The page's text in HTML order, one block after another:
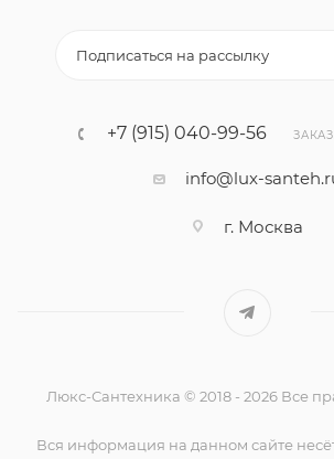
Подписаться на рассылку
+7 (915) 040-99-56
info@lux-
г. Москва
Люкс-Сантехника © 2018 - 2026 Все
Вся информация на данном сайте